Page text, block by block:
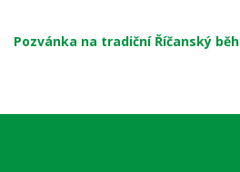
Pozvánka na tradiční Říčanský běh